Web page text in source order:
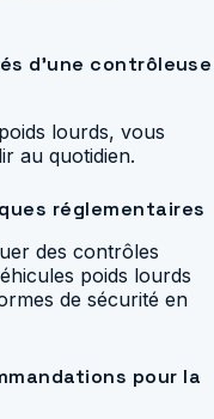
d’une contrôleuse
lourds, vous
au quotidien.
réglementaires
des contrôles
poids lourds
de sécurité en
pour la